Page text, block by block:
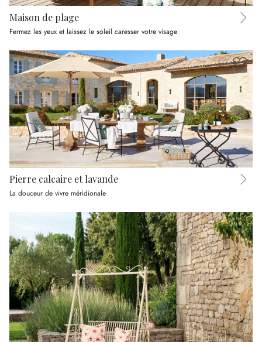
Maison de plage
Fermez les yeux et laissez le soleil caresser votre visage
Pierre calcaire et lavande
La douceur de vivre méridionale